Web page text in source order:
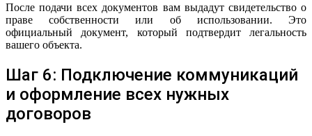
После подачи всех документов вам выдадут свидетельство о
праве собственности или об использовании. Это
официальный документ, который подтвердит легальность
вашего объекта.
Шаг 6: Подключение коммуникаций
и оформление всех нужных
договоров